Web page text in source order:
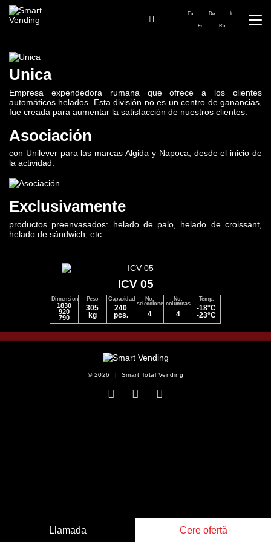
En De It
Fr Ro
Unica
Empresa expendedora rumana que ofrece a los clientes
automáticos helados. Esta división no es un centro de ganancias,
fue creada para aumentar la satisfacción de nuestros clientes.
Asociación
con Unilever para las marcas Algida y Napoca, desde el inicio de
la actividad.
Exclusivamente
productos preenvasados: helado de palo, helado de croissant,
helado de sándwich, etc.
ICV 05
Dimensiones
1830
920
790
Peso
305
kg
Capacidad
240
pcs.
No.
selecciones
4
No.
columnas
4
Temp.
-18°C
-23°C
© 2026 | Smart Total Vending
Llamada Cere ofertă